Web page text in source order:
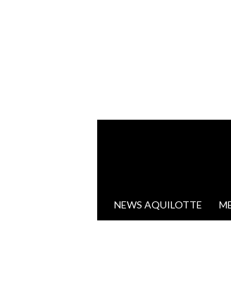
VAI AL CONTENUTO
NEWS AQUILOTTE